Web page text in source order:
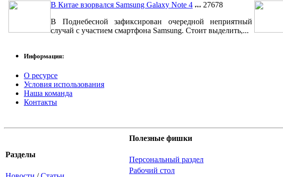
В Китае взорвался Samsung Galaxy Note 4
27678
В Поднебесной зафиксирован очередной неприятный
случай с участием смартфона Samsung. Стоит выделить,...
Информация:
О ресурсе
Условия использования
Наша команда
Контакты
Разделы
Полезные фишки
Персональный раздел
Рабочий стол